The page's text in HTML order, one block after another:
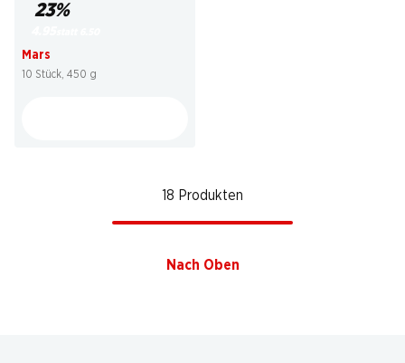
23%
Mars
10 Stück, 450 g
18 Produkten
Nach Oben